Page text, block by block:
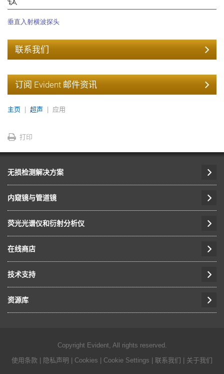
垂直入射横波探头
联系我们
订阅 Evident 邮件资讯
主页 超声 应用
打印
无损检测解决方案
内窥镜与管道镜
荧光光谱仪和衍射分析仪
在线商店
技术支持
资源库
Copyright Evident, All rights reserved.
使用条款
隐私声明 Cookies Cookie Settings 联系我们 关于我们